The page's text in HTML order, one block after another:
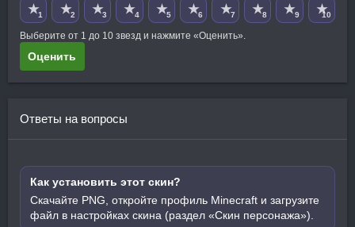
★1 ★2 ★3 ★4 ★5 ★6 ★7 ★8 ★9 ★10
Выберите от 1 до 10 звезд и нажмите «Оценить».
Оценить
Ответы на вопросы
Как установить этот скин?
Скачайте PNG, откройте профиль Minecraft и загрузите
файл в настройках скина (раздел «Скин персонажа»).